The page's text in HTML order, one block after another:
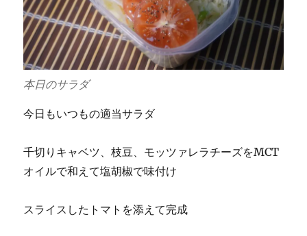
本日のサラダ
今日もいつもの適当サラダ
千切りキャベツ、枝豆、モッツァレラチーズをMCT
オイルで和えて塩胡椒で味付け
スライスしたトマトを添えて完成